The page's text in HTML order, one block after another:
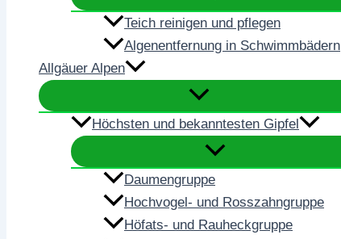
Teich reinigen und pflegen
Algenentfernung in Schwimmbädern
Allgäuer Alpen
Höchsten und bekanntesten Gipfel
Daumengruppe
Hochvogel- und Rosszahngruppe
Höfats- und Rauheckgruppe